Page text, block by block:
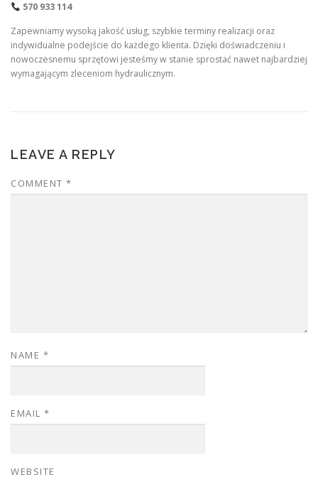
570 933 114
Zapewniamy wysoką jakość usług, szybkie terminy realizacji oraz
indywidualne podejście do każdego klienta. Dzięki doświadczeniu i
nowoczesnemu sprzętowi jesteśmy w stanie sprostać nawet najbardziej
wymagającym zleceniom hydraulicznym.
LEAVE A REPLY
COMMENT *
NAME *
EMAIL *
WEBSITE